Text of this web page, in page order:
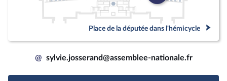
Place de la députée dans l'hémicycle
@ sylvie.josserand@assemblee-nationale.fr